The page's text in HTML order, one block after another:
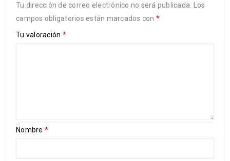
Tu dirección de correo electrónico no será publicada.
Los
campos obligatorios están marcados con *
Tu valoración *
Nombre *